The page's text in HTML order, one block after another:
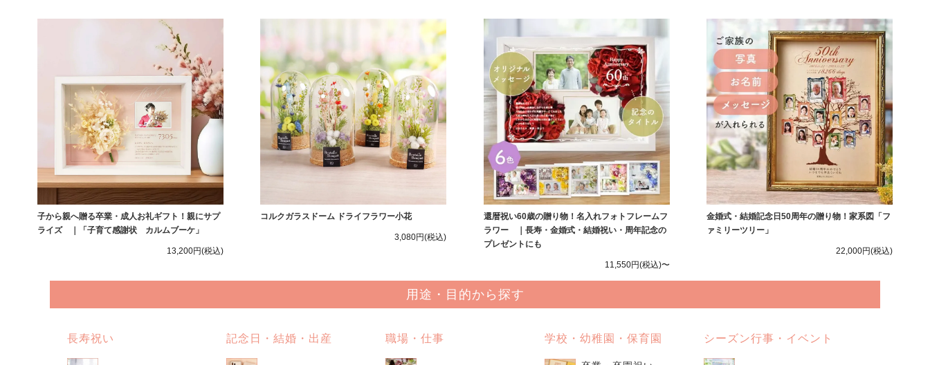
子から親へ贈る卒業・成人お礼ギフト！親にサプ
ライズ ｜「子育て感謝状 カルムブーケ」
13,200円(税込)
コルクガラスドーム ドライフラワー小花
3,080円(税込)
還暦祝い60歳の贈り物！名入れフォトフレームフ
ラワー ｜長寿・金婚式・結婚祝い・周年記念の
プレゼントにも
11,550円(税込)〜
金婚式・結婚記念日50周年の贈り物！家系図「フ
ァミリーツリー」
22,000円(税込)
用途・目的から探す
長寿祝い 記念日・結婚・出産 職場・仕事 学校・幼稚園・保育園 シーズン行事・イベント